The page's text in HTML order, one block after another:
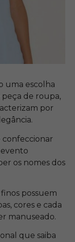
uma escolha
de roupa,
por
confeccionar
os nomes dos
possuem
cores e cada
manuseado.
que saiba